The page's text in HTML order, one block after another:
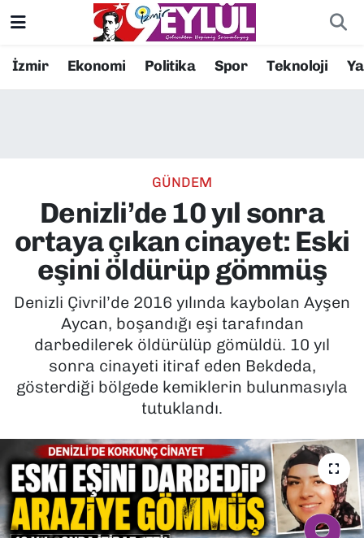
İzmir Ekonomi Politika Spor Teknoloji
GÜNDEM
Denizli’de 10 yıl sonra
ortaya çıkan cinayet: Eski
eşini öldürüp gömmüş
Denizli Çivril’de 2016 yılında kaybolan Ayşen
Aycan, boşandığı eşi tarafından
darbedilerek öldürülüp gömüldü. 10 yıl
sonra cinayeti itiraf eden Bekdeda,
gösterdiği bölgede kemiklerin bulunmasıyla
tutuklandı.
Resmi İlanlar
EKONOMİ
KÜLTÜR SANAT
MAGAZİN
POLİTİKA
SAĞLIK
SPOR
TEKNOLOJİ
YAŞAM
Konak Nöbetçi Eczaneler
Süper Lig Puan Durumu ve Fikstür
Tüm Manşetler
Son Dakika Haberleri
Haber Arşivi